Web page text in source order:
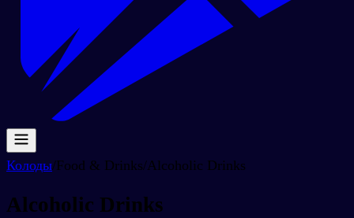
Колоды/Food & Drinks/Alcoholic Drinks
Alcoholic Drinks